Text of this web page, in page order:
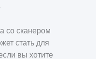
со сканером
стать для
вы хотите